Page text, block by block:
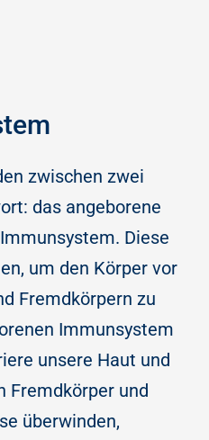
zwischen zwei
das angeborene
Diese
um den Körper vor
Fremdkörpern zu
Immunsystem
unsere Haut und
Fremdkörper und
überwinden,